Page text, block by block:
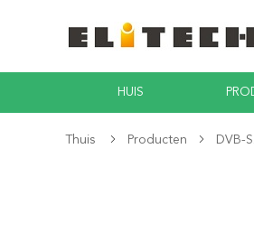
HUIS
Thuis Producten DVB-